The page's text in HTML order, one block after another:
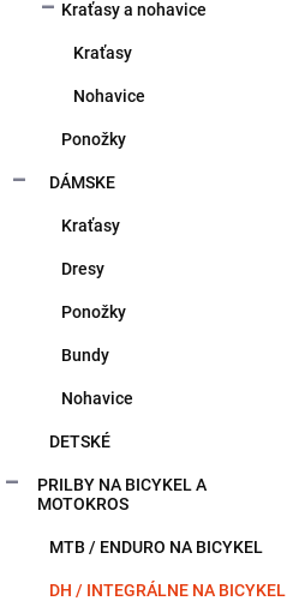
Kraťasy a nohavice
Kraťasy
Nohavice
Ponožky
DÁMSKE
Kraťasy
Dresy
Ponožky
Bundy
Nohavice
DETSKÉ
PRILBY NA BICYKEL A
MOTOKROS
MTB / ENDURO NA BICYKEL
DH / INTEGRÁLNE NA BICYKEL